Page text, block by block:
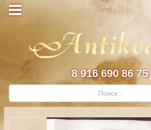
8 916 690 86 75